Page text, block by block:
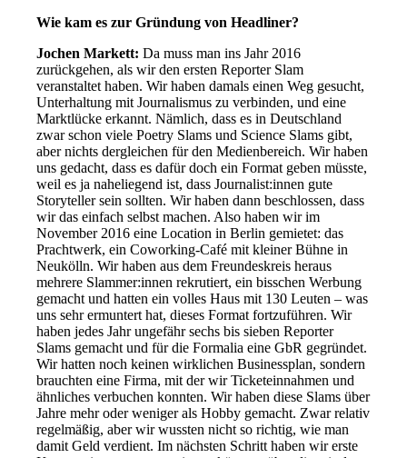
Wie kam es zur Gründung von Headliner?
Jochen Markett: Da muss man ins Jahr 2016
zurückgehen, als wir den ersten Reporter Slam
veranstaltet haben. Wir haben damals einen Weg gesucht,
Unterhaltung mit Journalismus zu verbinden, und eine
Marktlücke erkannt. Nämlich, dass es in Deutschland
zwar schon viele Poetry Slams und Science Slams gibt,
aber nichts dergleichen für den Medienbereich. Wir haben
uns gedacht, dass es dafür doch ein Format geben müsste,
weil es ja naheliegend ist, dass Journalist:innen gute
Storyteller sein sollten. Wir haben dann beschlossen, dass
wir das einfach selbst machen. Also haben wir im
November 2016 eine Location in Berlin gemietet: das
Prachtwerk, ein Coworking-Café mit kleiner Bühne in
Neukölln. Wir haben aus dem Freundeskreis heraus
mehrere Slammer:innen rekrutiert, ein bisschen Werbung
gemacht und hatten ein volles Haus mit 130 Leuten – was
uns sehr ermuntert hat, dieses Format fortzuführen. Wir
haben jedes Jahr ungefähr sechs bis sieben Reporter
Slams gemacht und für die Formalia eine GbR gegründet.
Wir hatten noch keinen wirklichen Businessplan, sondern
brauchten eine Firma, mit der wir Ticketeinnahmen und
ähnliches verbuchen konnten. Wir haben diese Slams über
Jahre mehr oder weniger als Hobby gemacht. Zwar relativ
regelmäßig, aber wir wussten nicht so richtig, wie man
damit Geld verdient. Im nächsten Schritt haben wir erste